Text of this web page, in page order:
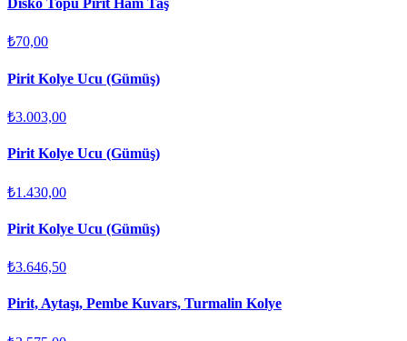
Disko Topu Pirit Ham Taş
₺70,00
Pirit Kolye Ucu (Gümüş)
₺3.003,00
Pirit Kolye Ucu (Gümüş)
₺1.430,00
Pirit Kolye Ucu (Gümüş)
₺3.646,50
Pirit, Aytaşı, Pembe Kuvars, Turmalin Kolye